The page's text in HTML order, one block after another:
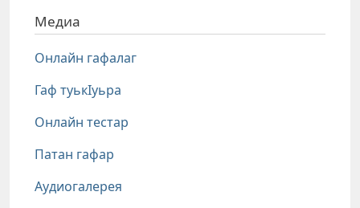
Медиа
Онлайн гафалаг
Гаф туькIуьра
Онлайн тестар
Патан гафар
Аудиогалерея